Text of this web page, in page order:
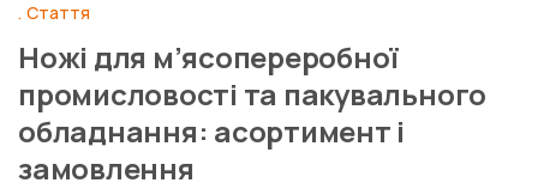
Стаття
Ножі для м’ясопереробної
промисловості та пакувального
обладнання: асортимент і
замовлення